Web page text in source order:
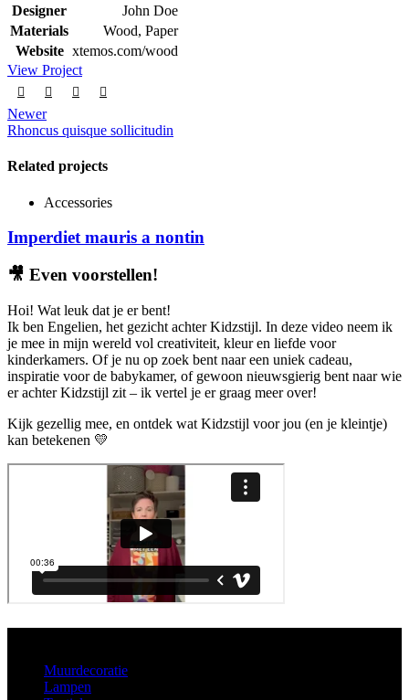
Designer
John Doe
Materials
Wood, Paper
Website xtemos.com/wood
View Project
Newer
Rhoncus quisque sollicitudin
Related projects
Accessories
Imperdiet mauris a nontin
🎥 Even voorstellen!
Hoi! Wat leuk dat je er bent!
Ik ben Engelien, het gezicht achter Kidzstijl. In deze video neem ik
je mee in mijn wereld vol creativiteit, kleur en liefde voor
kinderkamers. Of je nu op zoek bent naar een uniek cadeau,
inspiratie voor de babykamer, of gewoon nieuwsgierig bent naar wie
er achter Kidzstijl zit – ik vertel je er graag meer over!
Kijk gezellig mee, en ontdek wat Kidzstijl voor jou (en je kleintje)
kan betekenen 💛
Muurdecoratie
Lampen